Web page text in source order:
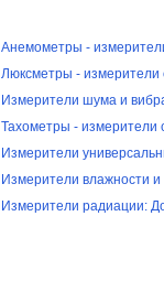
Анемометры -
Люксметры - измерители
Измерители шума и
Тахометры - измерители
Измерители
Измерители влажности
Измерители радиации: